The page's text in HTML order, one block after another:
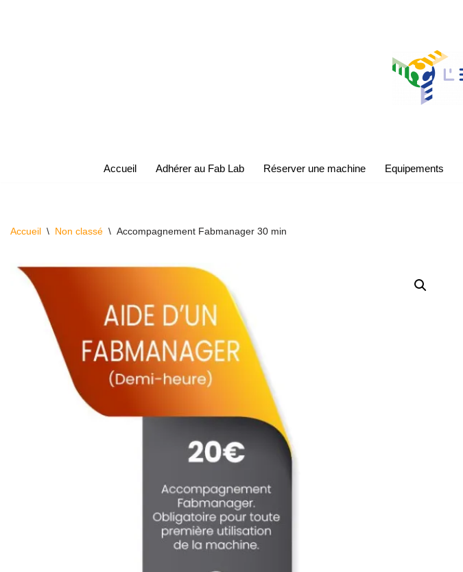
Accueil Adhérer au Fab Lab Réserver une machine Equipements
Accueil \ Non classé \ Accompagnement Fabmanager 30 min